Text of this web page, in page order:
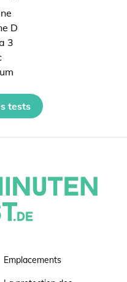
D
3
tests
Emplacements